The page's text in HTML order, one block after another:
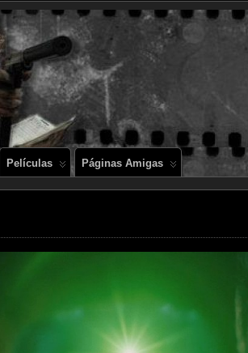
Películas Páginas Amigas